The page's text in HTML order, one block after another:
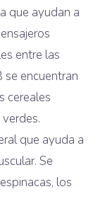
que ayudan a
entre las
se encuentran
cereales
que ayuda a
Se
los